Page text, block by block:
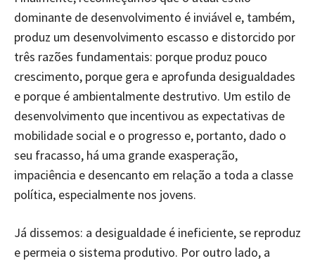
dominante de desenvolvimento é inviável e, também,
produz um desenvolvimento escasso e distorcido por
três razões fundamentais: porque produz pouco
crescimento, porque gera e aprofunda desigualdades
e porque é ambientalmente destrutivo. Um estilo de
desenvolvimento que incentivou as expectativas de
mobilidade social e o progresso e, portanto, dado o
seu fracasso, há uma grande exasperação,
impaciência e desencanto em relação a toda a classe
política, especialmente nos jovens.
Já dissemos: a desigualdade é ineficiente, se reproduz
e permeia o sistema produtivo. Por outro lado, a